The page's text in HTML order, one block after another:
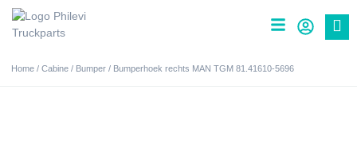
Home / Cabine / Bumper / Bumperhoek rechts MAN TGM 81.41610-5696